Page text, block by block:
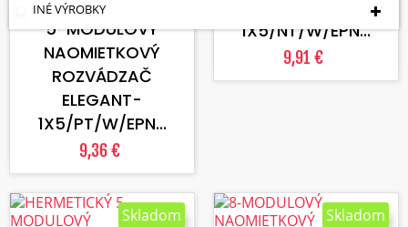
INÉ VÝROBKY
5-MODULOVÝ
NAOMIETKOVÝ
ROZVÁDZAČ
ELEGANT-
1X5/PT/W/EPN...
9,36 €
1X5/NT/W/EPN...
9,91 €
Skladom Skladom